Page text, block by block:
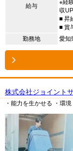
給与
※経
収
■ 昇
■ 賞
勤務地
愛知
株式会社ジョイント
・能力を生かせる ・環